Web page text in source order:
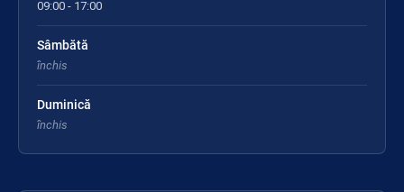
09:00 - 17:00
Sâmbătă
închis
Duminică
închis